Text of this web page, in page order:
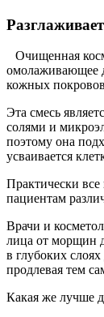
Очищенная
омолаживающее
кожных
Эта смесь
солями и
поэтому она
усваивается
Практически
пациентам
Врачи и
лица от морщин
в глубоких
продлевая тем
Какая же лучше